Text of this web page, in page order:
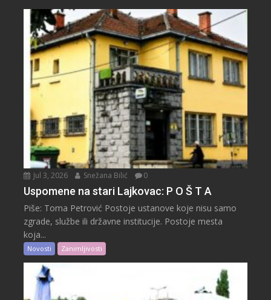
Jul 3, 2026 Snežana Bilić 0
Uspomene na stari Lajkovac: P O Š T A
Piše: Toma Petrović Postoje ustanove koje nisu samo
zgrade, službe ili državne institucije. Postoje mesta
koja...
Novosti Zanimljivosti